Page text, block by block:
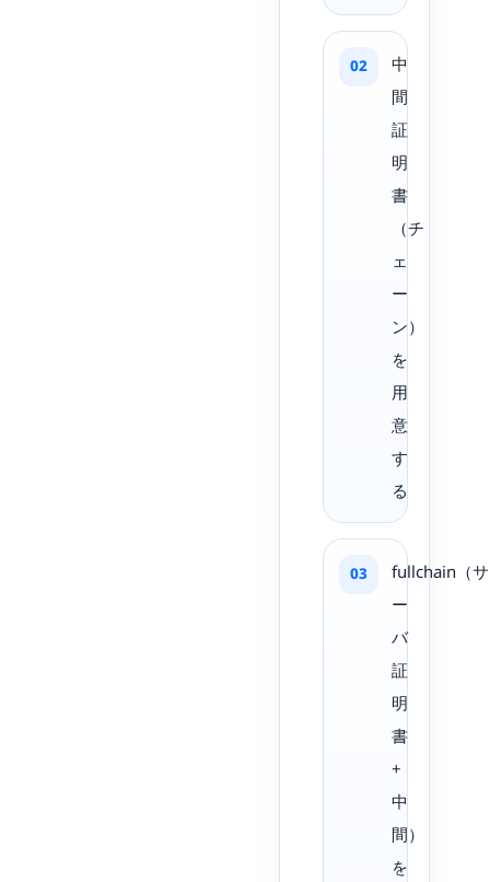
中
間
証
明
書
（チ
ェ
ー
ン）
を
用
意
す
る
fullchain（サ
ー
バ
証
明
書
+
中
間）
を